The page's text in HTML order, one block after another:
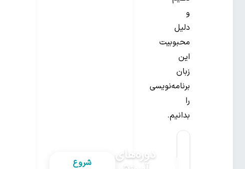
و
دلیل
محبوبیت
این
زبان
برنامه‌نویسی
را
بدانیم.
دوره‌های
شروع